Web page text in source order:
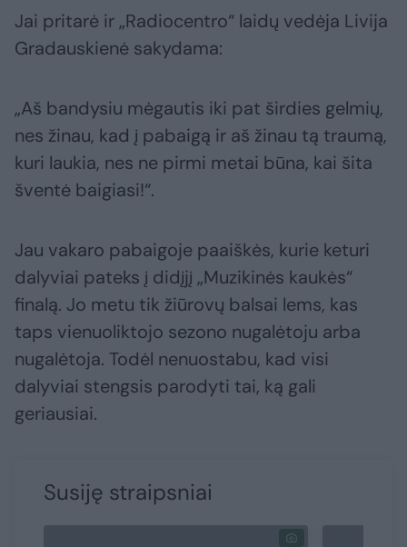
Jai pritarė ir „Radiocentro“ laidų vedėja Livija
Gradauskienė sakydama:
„Aš bandysiu mėgautis iki pat širdies gelmių,
nes žinau, kad į pabaigą ir aš žinau tą traumą,
kuri laukia, nes ne pirmi metai būna, kai šita
šventė baigiasi!“.
Jau vakaro pabaigoje paaiškės, kurie keturi
dalyviai pateks į didįjį „Muzikinės kaukės“
finalą. Jo metu tik žiūrovų balsai lems, kas
taps vienuoliktojo sezono nugalėtoju arba
nugalėtoja. Todėl nenuostabu, kad visi
dalyviai stengsis parodyti tai, ką gali
geriausiai.
Susiję straipsniai